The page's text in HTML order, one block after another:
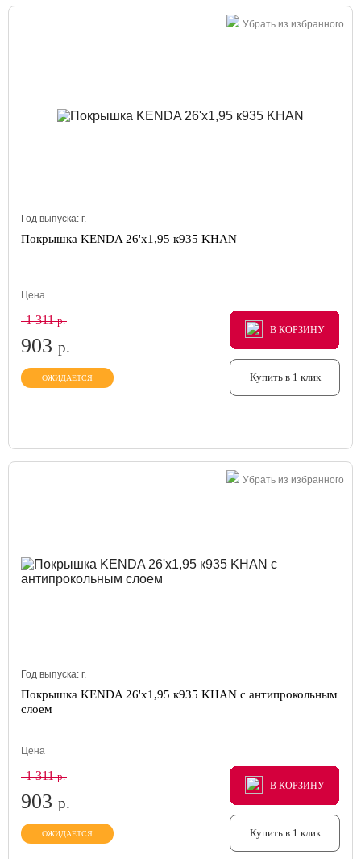
Убрать из избранного
Год выпуска: г.
Покрышка KENDA 26'х1,95 к935 KHAN
Цена
1 311р.
903 р.
ОЖИДАЕТСЯ
В КОРЗИНУ
В КОРЗИНУ
В КОРЗИНУ
Купить в 1 клик
Убрать из избранного
Год выпуска: г.
Покрышка KENDA 26'х1,95 к935 KHAN с антипрокольным
слоем
Цена
1 311р.
903 р.
ОЖИДАЕТСЯ
В КОРЗИНУ
В КОРЗИНУ
В КОРЗИНУ
Купить в 1 клик